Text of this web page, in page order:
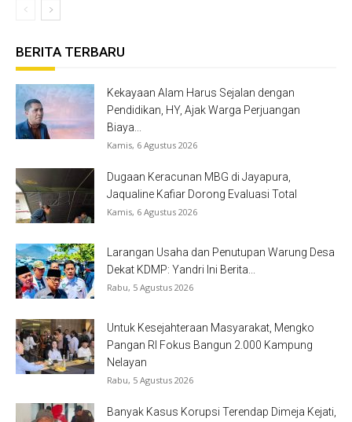
BERITA TERBARU
Kekayaan Alam Harus Sejalan dengan
Pendidikan, HY, Ajak Warga Perjuangan
Biaya...
Kamis, 6 Agustus 2026
Dugaan Keracunan MBG di Jayapura,
Jaqualine Kafiar Dorong Evaluasi Total
Kamis, 6 Agustus 2026
Larangan Usaha dan Penutupan Warung Desa
Dekat KDMP: Yandri Ini Berita...
Rabu, 5 Agustus 2026
Untuk Kesejahteraan Masyarakat, Mengko
Pangan RI Fokus Bangun 2.000 Kampung
Nelayan
Rabu, 5 Agustus 2026
Banyak Kasus Korupsi Terendap Dimeja Kejati,